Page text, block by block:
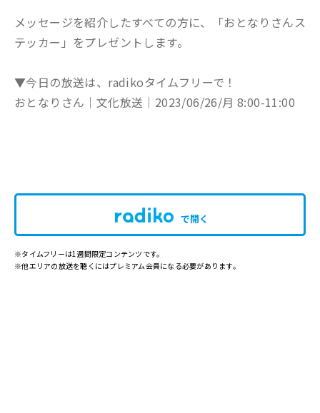
メッセージを紹介したすべての方に、「おとなりさんス
テッカー」をプレゼントします。
▼今日の放送は、radikoタイムフリーで！
おとなりさん│文化放送│2023/06/26/月 8:00-11:00
で開く
※タイムフリーは1週間限定コンテンツです。
※他エリアの放送を聴くにはプレミアム会員になる必要があります。